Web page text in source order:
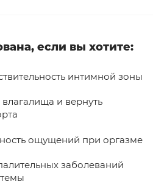
если вы хотите:
интимной зоны
влагалища и вернуть
ощущений при оргазме
заболеваний